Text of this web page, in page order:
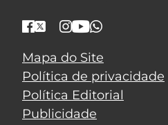
Mapa do Site
Política de privacidade
Política Editorial
Publicidade